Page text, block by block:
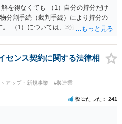
を得なくても （1）自分の持分だけ
分割手続（裁判手続）により持分の
（1）については、3分の1の持分だ
りますが、近年は「持分だけでも買
ています。 （2）については、裁判
土地を切り分けて取得したり、全体
るようになります。こちらも経費が
額は多くありませんし、手間がかか
おさらです。 Cが上記（1）（2）を
るような金額であれば、ABに買い
センス契約に関する法律相
アップ・新規事業
#製造業
役にたった 241